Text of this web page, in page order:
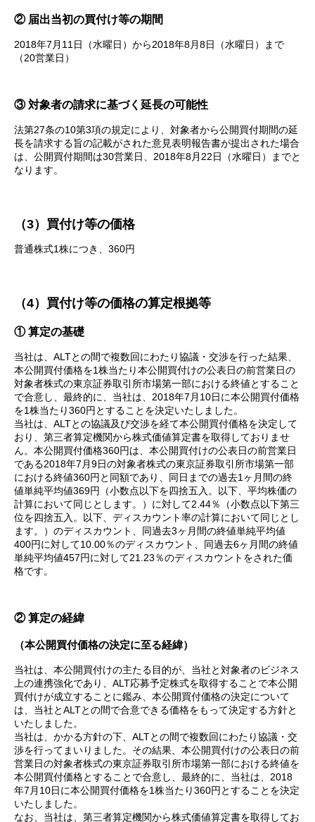
② 届出当初の買付け等の期間
2018年7月11日（水曜日）から2018年8月8日（水曜日）まで
（20営業日）
③ 対象者の請求に基づく延長の可能性
法第27条の10第3項の規定により、対象者から公開買付期間の延
長を請求する旨の記載がされた意見表明報告書が提出された場合
は、公開買付期間は30営業日、2018年8月22日（水曜日）までと
なります。
（3）買付け等の価格
普通株式1株につき、360円
（4）買付け等の価格の算定根拠等
① 算定の基礎
当社は、ALTとの間で複数回にわたり協議・交渉を行った結果、
本公開買付価格を1株当たり本公開買付けの公表日の前営業日の
対象者株式の東京証券取引所市場第一部における終値とすること
で合意し、最終的に、当社は、2018年7月10日に本公開買付価格
を1株当たり360円とすることを決定いたしました。
当社は、ALTとの協議及び交渉を経て本公開買付価格を決定して
おり、第三者算定機関から株式価値算定書を取得しておりませ
ん。本公開買付価格360円は、本公開買付けの公表日の前営業日
である2018年7月9日の対象者株式の東京証券取引所市場第一部
における終値360円と同額であり、同日までの過去1ヶ月間の終
値単純平均値369円（小数点以下を四捨五入。以下、平均株価の
計算において同じとします。）に対して2.44％（小数点以下第三
位を四捨五入。以下、ディスカウント率の計算において同じとし
ます。）のディスカウント、同過去3ヶ月間の終値単純平均値
400円に対して10.00％のディスカウント、同過去6ヶ月間の終値
単純平均値457円に対して21.23％のディスカウントをされた価
格です。
② 算定の経緯
（本公開買付価格の決定に至る経緯）
当社は、本公開買付けの主たる目的が、当社と対象者のビジネス
上の連携強化であり、ALT応募予定株式を取得することで本公開
買付けが成立することに鑑み、本公開買付価格の決定について
は、当社とALTとの間で合意できる価格をもって決定する方針と
いたしました。
当社は、かかる方針の下、ALTとの間で複数回にわたり協議・交
渉を行ってまいりました。その結果、本公開買付けの公表日の前
営業日の対象者株式の東京証券取引所市場第一部における終値を
本公開買付価格とすることで合意し、最終的に、当社は、2018
年7月10日に本公開買付価格を1株当たり360円とすることを決定
いたしました。
なお、当社は、第三者算定機関から株式価値算定書を取得してお